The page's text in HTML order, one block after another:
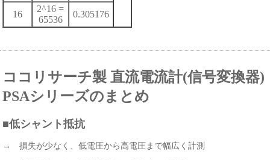
16
2^16 =
65536
0.305176
ココリサーチ製 直流電流計(信号変換器)
PSAシリーズのまとめ
■低シャント抵抗
→ 損失が少なく、低電圧から高電圧まで幅広く計測